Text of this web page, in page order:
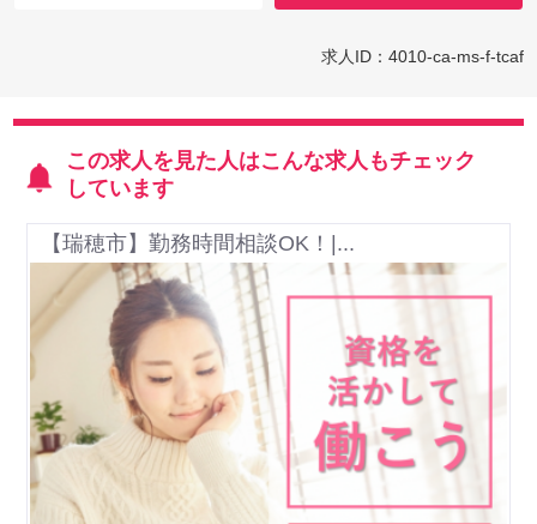
求人ID：4010-ca-ms-f-tcaf
この求人を見た人はこんな求人もチェック
しています
【瑞穂市】勤務時間相談OK！|...